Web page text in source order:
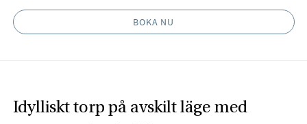
BOKA NU
Idylliskt torp på avskilt läge med